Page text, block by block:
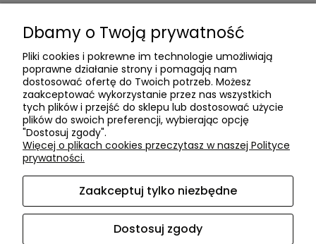
Dla firm
O firmie
Informacje o firmie
Kontakt
dacter.pl
Akcesoria meblowe DAC TER | ul. Przepiórki 56, 02-410
Warszawa, woj. mazowieckie | E-mail:sklep@dacter.plTel.:
602677377| NIP: 5220052421 REGON: 012076264
Dbamy o Twoją prywatność
Pliki cookies i pokrewne im technologie umożliwiają
poprawne działanie strony i pomagają nam
dostosować ofertę do Twoich potrzeb. Możesz
zaakceptować wykorzystanie przez nas wszystkich
tych plików i przejść do sklepu lub dostosować użycie
plików do swoich preferencji, wybierając opcję
"Dostosuj zgody".
Więcej o plikach cookies przeczytasz w naszej Polityce
prywatności.
Zaakceptuj tylko niezbędne
Dostosuj zgody